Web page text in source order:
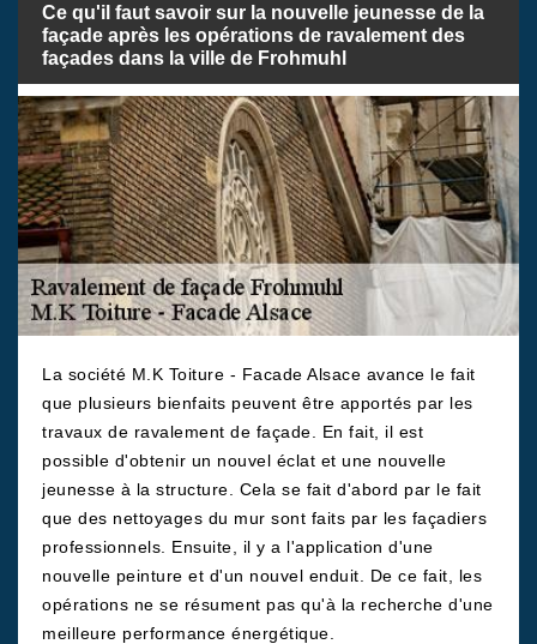
Ce qu'il faut savoir sur la nouvelle jeunesse de la
façade après les opérations de ravalement des
façades dans la ville de Frohmuhl
La société M.K Toiture - Facade Alsace avance le fait
que plusieurs bienfaits peuvent être apportés par les
travaux de ravalement de façade. En fait, il est
possible d'obtenir un nouvel éclat et une nouvelle
jeunesse à la structure. Cela se fait d'abord par le fait
que des nettoyages du mur sont faits par les façadiers
professionnels. Ensuite, il y a l'application d'une
nouvelle peinture et d'un nouvel enduit. De ce fait, les
opérations ne se résument pas qu'à la recherche d'une
meilleure performance énergétique.